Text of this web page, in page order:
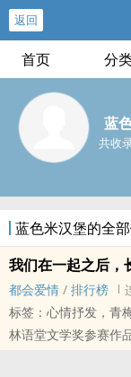
返回
首页 分
蓝
共收
蓝色米汉堡的全
我们在一起之后，
都会爱情 / 排行榜
标签：心情抒发，青
林语堂文学奖参赛作